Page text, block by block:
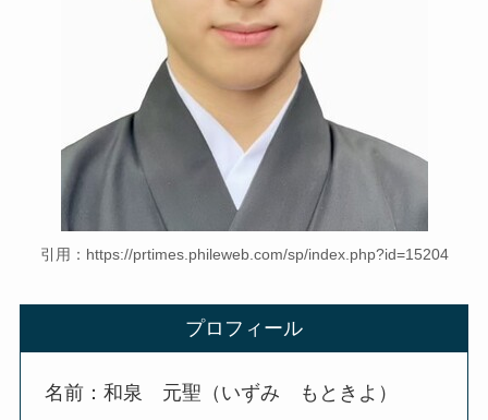
引用：https://prtimes.phileweb.com/sp/index.php?id=15204
プロフィール
名前：和泉 元聖（いずみ もときよ）